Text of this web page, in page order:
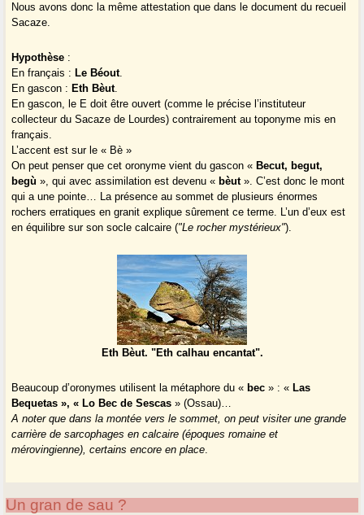
Nous avons donc la même attestation que dans le document du recueil
Sacaze.
Hypothèse :
En français : Le Béout.
En gascon : Eth Bèut.
En gascon, le E doit être ouvert (comme le précise l’instituteur
collecteur du Sacaze de Lourdes) contrairement au toponyme mis en
français.
L’accent est sur le « Bè »
On peut penser que cet oronyme vient du gascon « Becut, begut,
begù », qui avec assimilation est devenu « bèut». C’est donc le mont
qui a une pointe… La présence au sommet de plusieurs énormes
rochers erratiques en granit explique sûrement ce terme. L’un d’eux est
en équilibre sur son socle calcaire ("Le rocher mystérieux").
Eth Bèut. "Eth calhau encantat".
Beaucoup d’oronymes utilisent la métaphore du « bec » : « Las
Bequetas », « Lo Bec de Sescas » (Ossau)…
A noter que dans la montée vers le sommet, on peut visiter une grande
carrière de sarcophages en calcaire (époques romaine et
mérovingienne), certains encore en place.
Un gran de sau ?